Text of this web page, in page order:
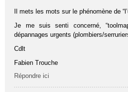
Il mets les mots sur le phénomène de
Je me suis senti concerné,
dépannages urgents (plombiers/
Cdlt
Fabien Trouche
Répondre ici